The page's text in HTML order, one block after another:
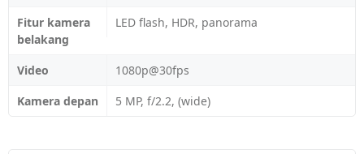
Fitur kamera
belakang
LED flash, HDR, panorama
Video
1080p@30fps
Kamera depan
5 MP, f/2.2, (wide)